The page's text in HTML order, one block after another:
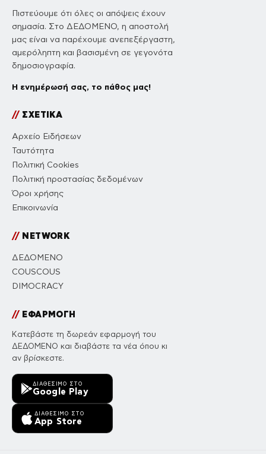
Πιστεύουμε ότι όλες οι απόψεις έχουν
σημασία. Στο ΔΕΔΟΜΕΝΟ, η αποστολή
μας είναι να παρέχουμε ανεπεξέργαστη,
αμερόληπτη και βασισμένη σε γεγονότα
δημοσιογραφία.
Η ενημέρωσή σας, το πάθος μας!
//ΣΧΕΤΙΚΑ
Αρχείο Ειδήσεων
Ταυτότητα
Πολιτική Cookies
Πολιτική προστασίας δεδομένων
Όροι χρήσης
Επικοινωνία
//NETWORK
ΔΕΔΟΜΕΝΟ
COUSCOUS
DIMOCRACY
//ΕΦΑΡΜΟΓΗ
Κατεβάστε τη δωρεάν εφαρμογή του
ΔΕΔΟΜΕΝΟ και διαβάστε τα νέα όπου κι
αν βρίσκεστε.
ΔΙΑΘΈΣΙΜΟ ΣΤΟ
Google Play
ΔΙΑΘΈΣΙΜΟ ΣΤΟ
App Store